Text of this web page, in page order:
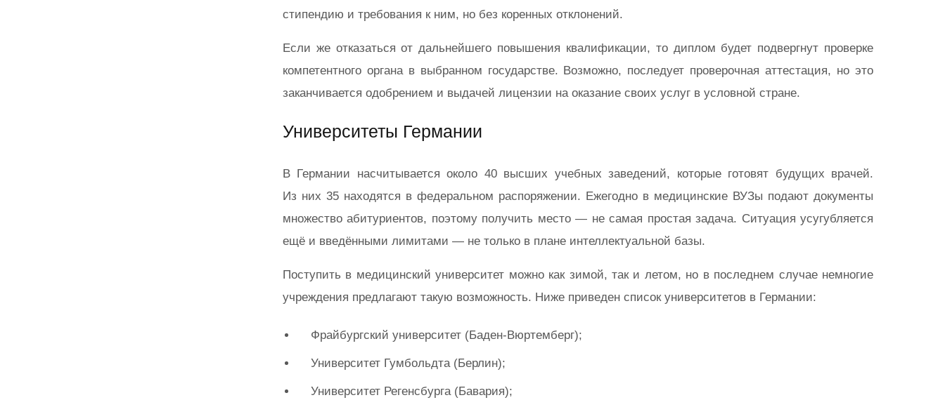
стипендию и требования к ним, но без коренных отклонений.
Если же отказаться от дальнейшего повышения квалификации, то диплом будет подвергнут проверке
компетентного органа в выбранном государстве. Возможно, последует проверочная аттестация, но это
заканчивается одобрением и выдачей лицензии на оказание своих услуг в условной стране.
Университеты Германии
В Германии насчитывается около 40 высших учебных заведений, которые готовят будущих врачей.
Из них 35 находятся в федеральном распоряжении. Ежегодно в медицинские ВУЗы подают документы
множество абитуриентов, поэтому получить место — не самая простая задача. Ситуация усугубляется
ещё и введёнными лимитами — не только в плане интеллектуальной базы.
Поступить в медицинский университет можно как зимой, так и летом, но в последнем случае немногие
учреждения предлагают такую возможность. Ниже приведен список университетов в Германии:
Фрайбургский университет (Баден-Вюртемберг);
Университет Гумбольдта (Берлин);
Университет Регенсбурга (Бавария);